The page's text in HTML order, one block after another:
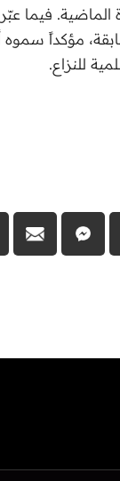
الماضية.
مؤكداً سموه
للنزاع.